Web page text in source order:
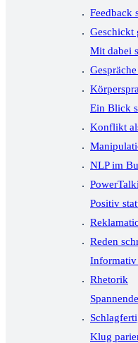
Feedback
Geschickt
Mit dabei
Ein Blick
Konflikt
NLP im
Positiv
Reden
Informativ
Rhetorik
Klug